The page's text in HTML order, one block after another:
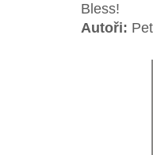
Bless!
Autoři: